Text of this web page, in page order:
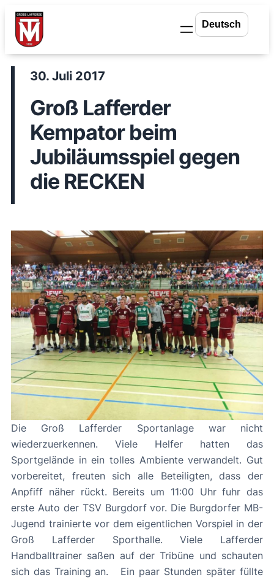
Zum
Inhalt
springen
30. Juli 2017
Groß Lafferder
Kempator beim
Jubiläumsspiel gegen
die RECKEN
Die Groß Lafferder Sportanlage war nicht
wiederzuerkennen. Viele Helfer hatten das
Sportgelände in ein tolles Ambiente verwandelt. Gut
vorbereitet, freuten sich alle Beteiligten, dass der
Anpfiff näher rückt. Bereits um 11:00 Uhr fuhr das
erste Auto der TSV Burgdorf vor. Die Burgdorfer MB-
Jugend trainierte vor dem eigentlichen Vorspiel in der
Groß Lafferder Sporthalle. Viele Lafferder
Handballtrainer saßen auf der Tribüne und schauten
sich das Training an. Ein paar Stunden später füllte